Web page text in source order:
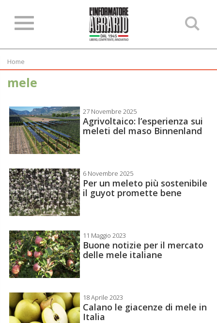
Home
mele
27 Novembre 2025
Agrivoltaico: l’esperienza sui
meleti del maso Binnenland
6 Novembre 2025
Per un meleto più sostenibile
il guyot promette bene
11 Maggio 2023
Buone notizie per il mercato
delle mele italiane
18 Aprile 2023
Calano le giacenze di mele in
Italia